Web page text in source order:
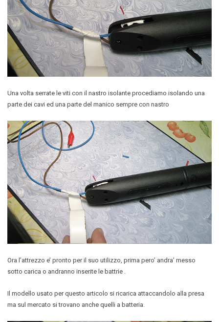
Una volta serrate le viti con il nastro isolante procediamo isolando una
parte dei cavi ed una parte del manico sempre con nastro
Ora l’attrezzo e’ pronto per il suo utilizzo, prima pero’ andra’ messo
sotto carica o andranno inserite le battrie .
Il modello usato per questo articolo si ricarica attaccandolo alla presa
ma sul mercato si trovano anche quelli a batteria.